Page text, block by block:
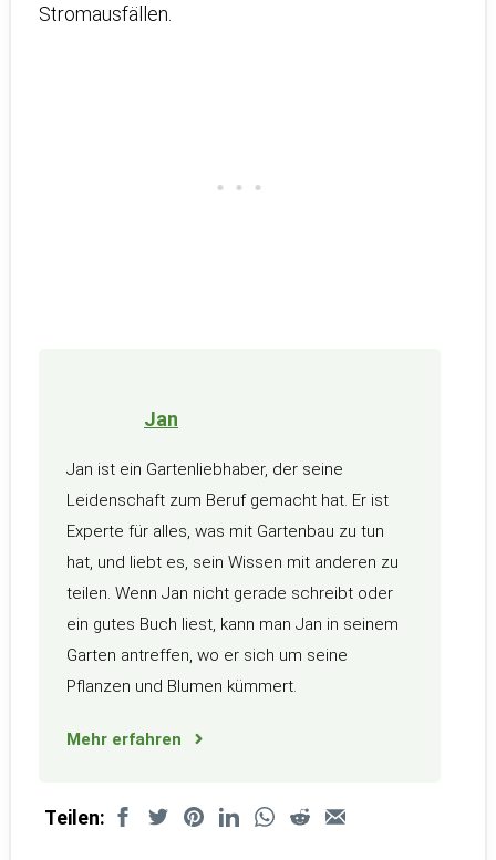
Stromausfällen.
Jan
Jan ist ein Gartenliebhaber, der seine
Leidenschaft zum Beruf gemacht hat. Er ist
Experte für alles, was mit Gartenbau zu tun
hat, und liebt es, sein Wissen mit anderen zu
teilen. Wenn Jan nicht gerade schreibt oder
ein gutes Buch liest, kann man Jan in seinem
Garten antreffen, wo er sich um seine
Pflanzen und Blumen kümmert.
Mehr erfahren
Teilen: